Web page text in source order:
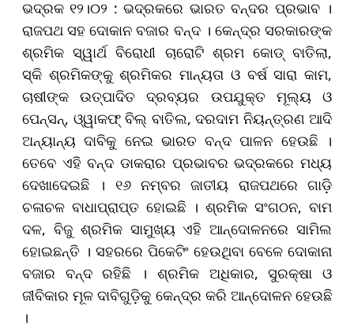
ଭଦ୍ରକ ୧୨।୦୨ : ଭଦ୍ରକରେ ଭାରତ ବନ୍ଦର ପ୍ରଭାବ ।
ରାଜପଥ ସହ ଦୋକାନ ବଜାର ବନ୍ଦ । କେନ୍ଦ୍ର ସରକାରଙ୍କ
ଶ୍ରମିକ ସ୍ୱାର୍ଥ ବିରୋଧୀ ଚାରୋଟି ଶ୍ରମ କୋଡ୍‌ ବାତିଲା,
ସ୍କି ଶ୍ରମିକଙ୍କୁ ଶ୍ରମିକର ମାନ୍ୟତା ଓ ବର୍ଷ ସାରା କାମ,
ଚାଷୀଙ୍କ ଉତ୍ପାଦିତ ଦ୍ରବ୍ୟର ଉପଯୁକ୍ତ ମୂଲ୍ୟ ଓ
ପେନ୍‌ସନ୍‌, ଓ୍ୱାକଫ୍‌ ବିଲ୍‌ ବାତିଲ, ଦରଦାମ ନିୟନ୍ତ୍ରଣ ଆଦି
ଅନ୍ୟାନ୍ୟ ଦାବିକୁ ନେଇ ଭାରତ ବନ୍ଦ ପାଳନ ହେଉଛି ।
ତେବେ ଏହି ବନ୍ଦ ଡାକରାର ପ୍ରଭାବର ଭଦ୍ରକରେ ମଧ୍ୟ
ଦେଖାଦେଇଛି । ୧୬ ନମ୍ବର ଜାତୀୟ ରାଜପଥରେ ଗାଡ଼ି
ଚଳାଚଳ ବାଧାପ୍ରାପ୍ତ ହୋଇଛି । ଶ୍ରମିକ ସଂଗଠନ, ବାମ
ଦଳ, ବିଜୁ ଶ୍ରମିକ ସାମୁଖ୍ୟ ଏହି ଆନ୍ଦୋଳନରେ ସାମିଲ
ହୋଇଛନ୍ତି । ସହରରେ ପିକେଟିଂ ହେଉଥିବା ବେଳେ ଦୋକାନା
ବଜାର ବନ୍ଦ ରହିଛି । ଶ୍ରମିକ ଅଧିକାର, ସୁରକ୍ଷା ଓ
ଜୀବିକାର ମୂଳ ଦାବିଗୁଡ଼ିକୁ କେନ୍ଦ୍ର କରି ଆନ୍ଦୋଳନ ହେଉଛି
।